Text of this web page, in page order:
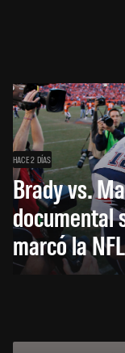
HACE 2 DÍAS
Brady vs.
documental
marcó la NFL